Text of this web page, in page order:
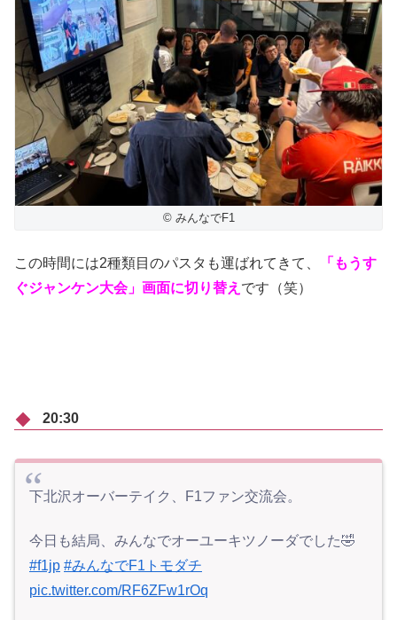
© みんなでF1
この時間には2種類目のパスタも運ばれてきて、
「もうす
ぐジャンケン大会」画面に切り替え です（笑）
20:30
下北沢オーバーテイク、F1ファン交流会。
今日も結局、みんなでオーユーキツノーダでした🤣
#f1jp #みんなでF1トモダチ
pic.twitter.com/RF6ZFw1rOq